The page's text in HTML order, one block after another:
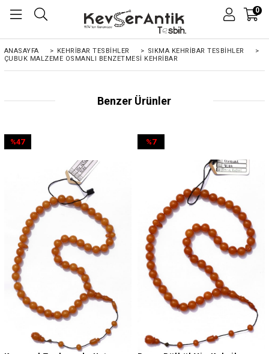
0
ANASAYFA > KEHRIBAR TESBIHLER > SIKMA KEHRİBAR TESBİHLER
>
ÇUBUK MALZEME OSMANLI BENZETMESI KEHRIBAR
Benzer Ürünler
%47
%7